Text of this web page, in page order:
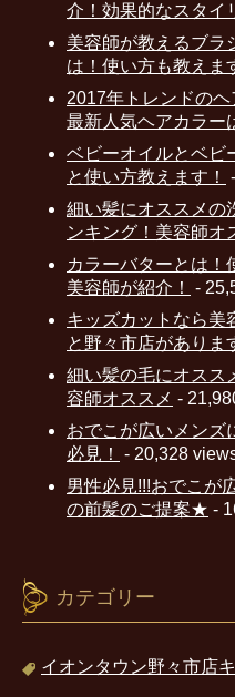
介！効果的なスタイ
美容師が教えるブラ
は！使い方も教えま
2017年トレンドのヘ
最新人気ヘアカラー
ベビーオイルとベビ
と使い方教えます！
細い髪にオススメの
ンキング！美容師オ
カラーバターとは！
美容師が紹介！
-
キッズカットなら美
と野々市店がありま
細い髪の毛にオスス
容師オススメ -
おでこが広いメンズ
必見！
- 20,328
男性必見!!!おでこが
の前髪のご提案★ -
カテゴリー
イオンタウン野々市店